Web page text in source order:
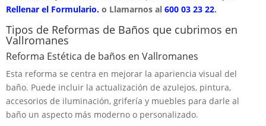
Rellenar el Formulario. o Llamarnos al 600 03 23 22.
Tipos de Reformas de Baños que cubrimos en
Vallromanes
Reforma Estética de baños en Vallromanes
Esta reforma se centra en mejorar la apariencia visual del
baño. Puede incluir la actualización de azulejos, pintura,
accesorios de iluminación, grifería y muebles para darle al
baño un aspecto más moderno o personalizado.